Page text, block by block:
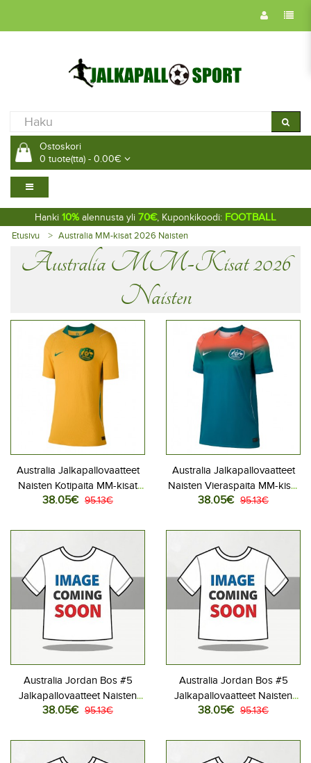
Ostoskori
0 tuote(tta) - 0.00€
Hanki 10% alennusta yli 70€, Kuponkikoodi: FOOTBALL
Etusivu Australia MM-kisat 2026 Naisten
Australia MM-Kisat 2026
Naisten
Australia Jalkapallovaatteet
Naisten Kotipaita MM-kisat
2026 Lyhythihainen
38.05€ 95.13€
Australia Jalkapallovaatteet
Naisten Vieraspaita MM-kisat
2026 Lyhythihainen
38.05€ 95.13€
Australia Jordan Bos #5
Jalkapallovaatteet Naisten
Kotipaita MM-kisat 2026
38.05€ 95.13€
Australia Jordan Bos #5
Jalkapallovaatteet Naisten
Vieraspaita MM-kisat 2026
38.05€ 95.13€